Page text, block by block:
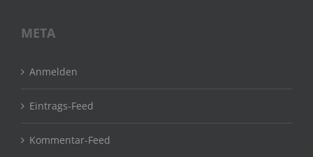
META
Anmelden
Eintrags-Feed
Kommentar-Feed